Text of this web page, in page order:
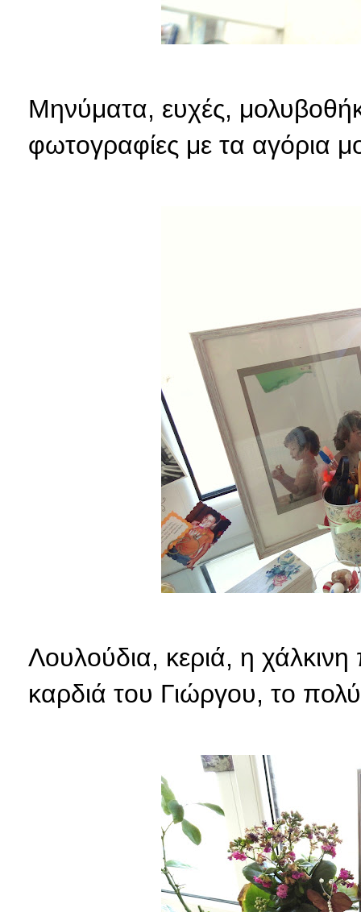
Μηνύματα, ευχές,
φωτογραφίες με τα αγόρια
Λουλούδια, κεριά, η
καρδιά του Γιώργου, το